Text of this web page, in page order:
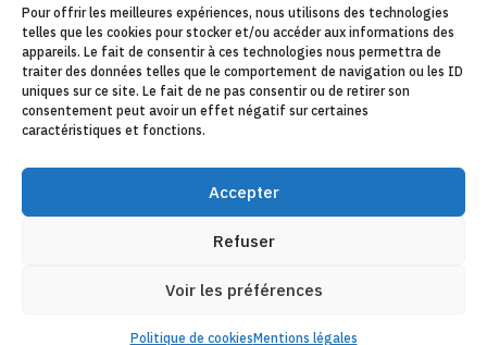
Pour offrir les meilleures expériences, nous utilisons des technologies
telles que les cookies pour stocker et/ou accéder aux informations des
appareils. Le fait de consentir à ces technologies nous permettra de
traiter des données telles que le comportement de navigation ou les ID
uniques sur ce site. Le fait de ne pas consentir ou de retirer son
consentement peut avoir un effet négatif sur certaines
caractéristiques et fonctions.
Accepter
Refuser
Voir les préférences
Politique de cookiesMentions légales